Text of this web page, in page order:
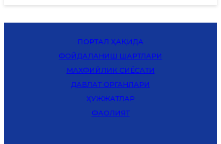
ПОРТАЛ ҲАҚИДА
ФОЙДАЛАНИШ ШАРТЛАРИ
MАХФИЙЛИК СИЁСАТИ
ДАВЛАТ ОРГАНЛАРИ
ҲУЖЖАТЛАР
ФАОЛИЯТ